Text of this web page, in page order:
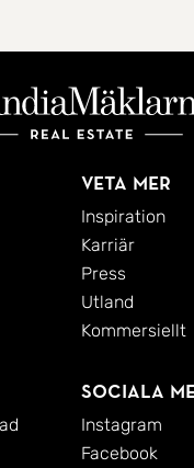
Veta mer
Inspiration
Karriär
Press
Utland
Kommersiellt
Sociala
Instagram
Facebook